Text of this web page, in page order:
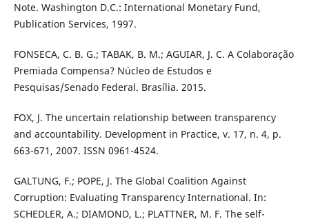
Note. Washington D.C.: International Monetary Fund,
Publication Services, 1997.
FONSECA, C. B. G.; TABAK, B. M.; AGUIAR, J. C. A Colaboração
Premiada Compensa? Núcleo de Estudos e
Pesquisas/Senado Federal. Brasília. 2015.
FOX, J. The uncertain relationship between transparency
and accountability. Development in Practice, v. 17, n. 4, p.
663-671, 2007. ISSN 0961-4524.
GALTUNG, F.; POPE, J. The Global Coalition Against
Corruption: Evaluating Transparency International. In:
SCHEDLER, A.; DIAMOND, L.; PLATTNER, M. F. The self-